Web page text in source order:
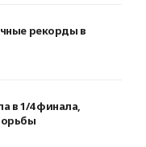
рекорды в
в 1/4 финала,